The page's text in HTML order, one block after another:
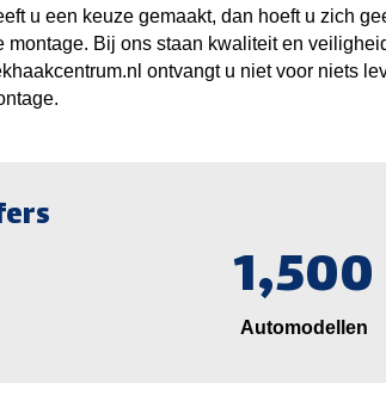
u een keuze gemaakt, dan hoeft u zich
montage. Bij ons staan kwaliteit en
ontvangt u niet voor niets
1,500
Automodellen